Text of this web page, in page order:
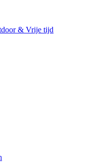
& Vrije tijd